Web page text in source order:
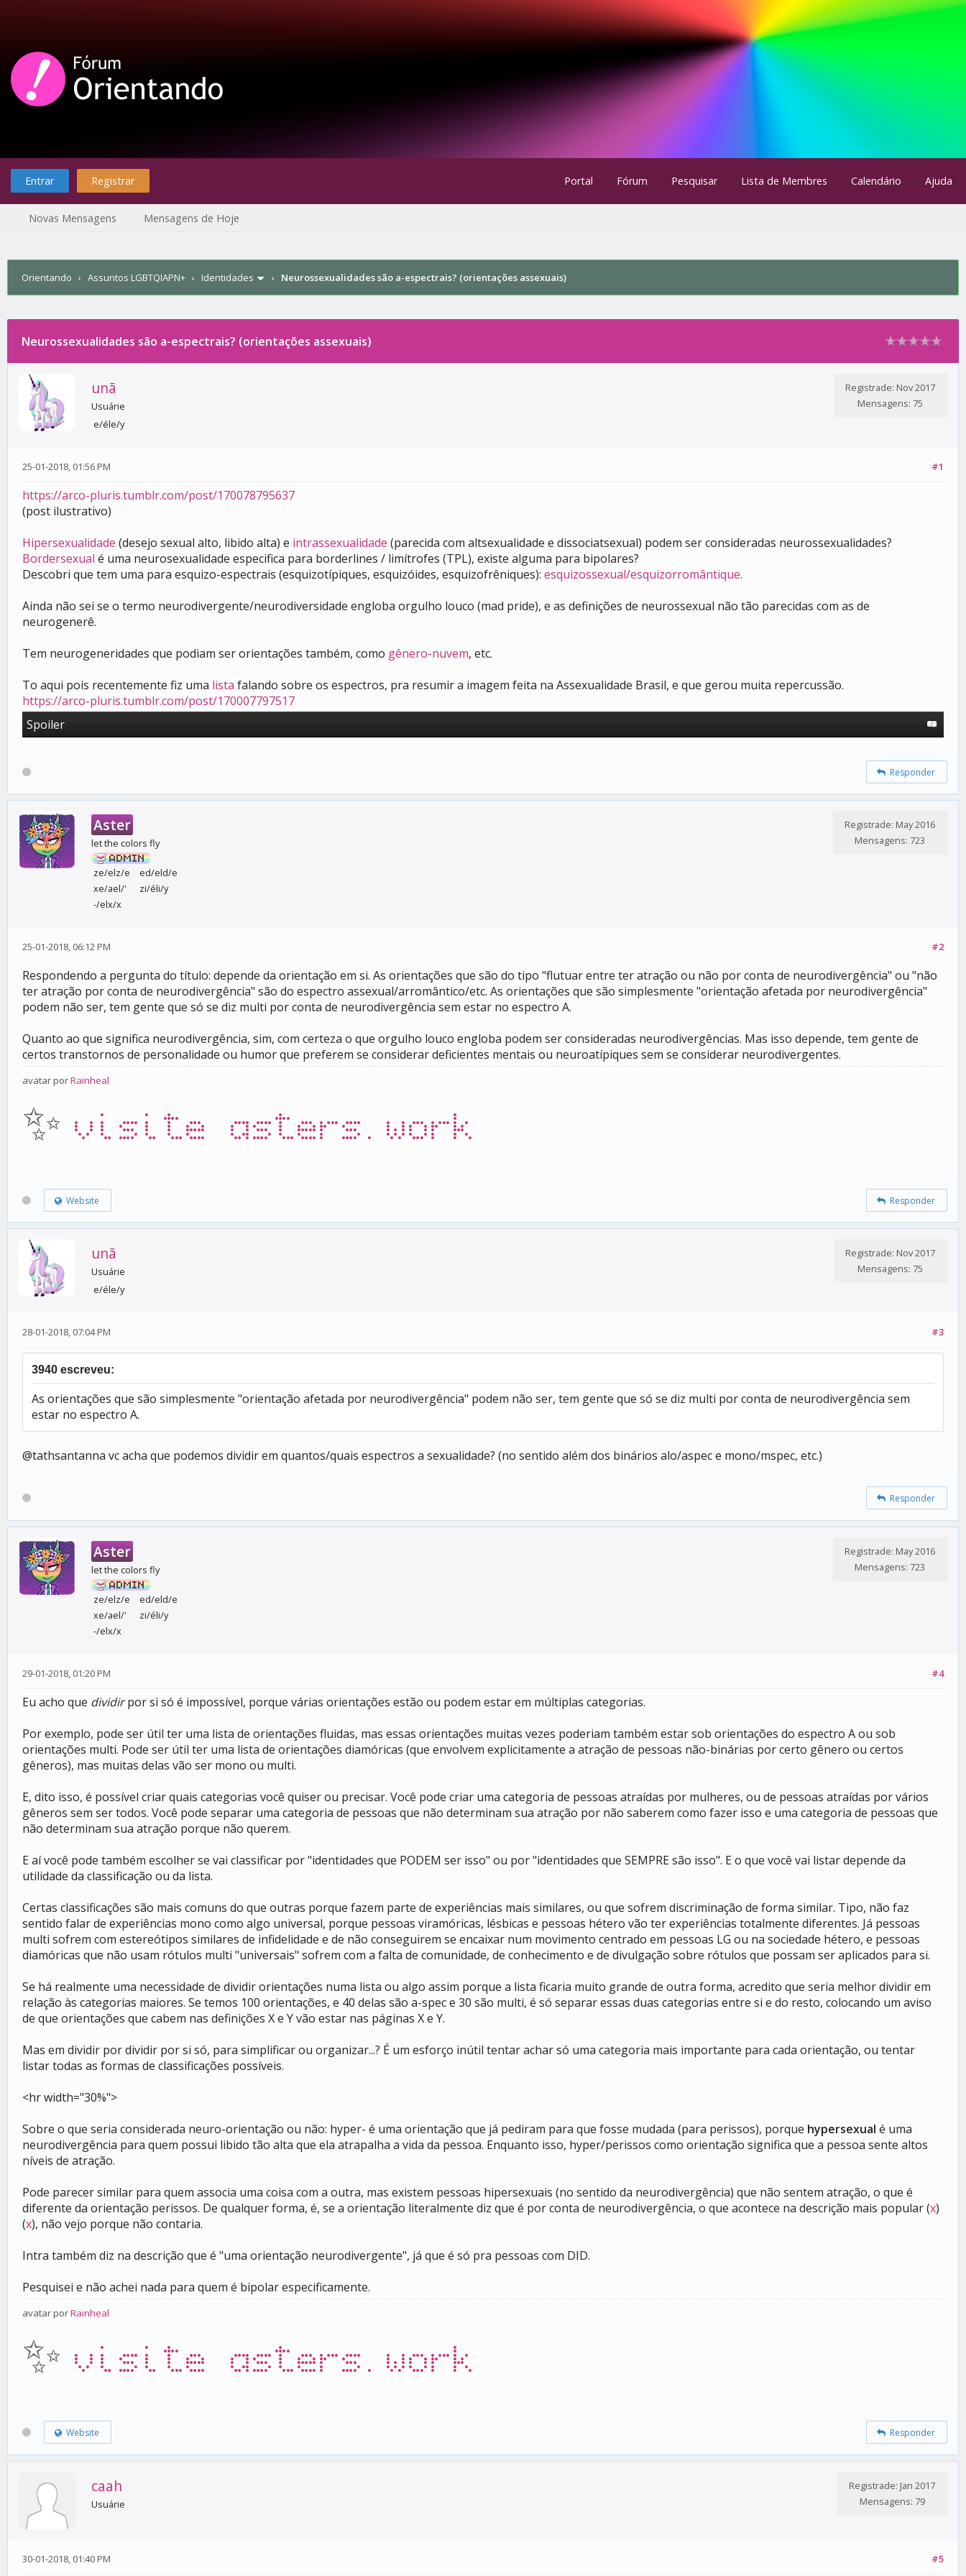
Entrar Registrar Portal Fórum Pesquisar Lista de Membres Calendário Ajuda
Novas Mensagens Mensagens de Hoje
Orientando › Assuntos LGBTQIAPN+ › Identidades › Neurossexualidades são a-espectrais? (orientações assexuais)
0 votos - 0 média
12345
Neurossexualidades são a-espectrais? (orientações assexuais)
unã
Usuárie
e/éle/y
Registrade: Nov 2017
Mensagens: 75
#1
25-01-2018, 01:56 PM
https://arco-pluris.tumblr.com/post/170078795637
(post ilustrativo)
Hipersexualidade (desejo sexual alto, libido alta) e intrassexualidade (parecida com altsexualidade e dissociatsexual) podem ser consideradas neurossexualidades?
Bordersexual é uma neurosexualidade especifica para borderlines / limítrofes (TPL), existe alguma para bipolares?
Descobri que tem uma para esquizo-espectrais (esquizotípiques, esquizóides, esquizofrêniques): esquizossexual/esquizorromântique.
Ainda não sei se o termo neurodivergente/neurodiversidade engloba orgulho louco (mad pride), e as definições de neurossexual não tão parecidas com as de
neurogenerê.
Tem neurogeneridades que podiam ser orientações também, como gênero-nuvem, etc.
To aqui pois recentemente fiz uma lista falando sobre os espectros, pra resumir a imagem feita na Assexualidade Brasil, e que gerou muita repercussão.
https://arco-pluris.tumblr.com/post/170007797517
Spoiler
Responder
Aster
let the colors fly
ze/elz/e
ed/eld/e
xe/ael/'
zi/éli/y
-/elx/x
Registrade: May 2016
Mensagens: 723
#2
25-01-2018, 06:12 PM
Respondendo a pergunta do título: depende da orientação em si. As orientações que são do tipo "flutuar entre ter atração ou não por conta de neurodivergência" ou "não
ter atração por conta de neurodivergência" são do espectro assexual/arromântico/etc. As orientações que são simplesmente "orientação afetada por neurodivergência"
podem não ser, tem gente que só se diz multi por conta de neurodivergência sem estar no espectro A.
Quanto ao que significa neurodivergência, sim, com certeza o que orgulho louco engloba podem ser consideradas neurodivergências. Mas isso depende, tem gente de
certos transtornos de personalidade ou humor que preferem se considerar deficientes mentais ou neuroatípiques sem se considerar neurodivergentes.
avatar porRainheal
✨ visite asters.work
Website Responder
unã
Usuárie
e/éle/y
Registrade: Nov 2017
Mensagens: 75
#3
28-01-2018, 07:04 PM
3940 escreveu:
As orientações que são simplesmente "orientação afetada por neurodivergência" podem não ser, tem gente que só se diz multi por conta de neurodivergência sem
estar no espectro A.
@tathsantanna vc acha que podemos dividir em quantos/quais espectros a sexualidade? (no sentido além dos binários alo/aspec e mono/mspec, etc.)
Responder
Aster
let the colors fly
ze/elz/e
ed/eld/e
xe/ael/'
zi/éli/y
-/elx/x
Registrade: May 2016
Mensagens: 723
#4
29-01-2018, 01:20 PM
Eu acho que dividirpor si só é impossível, porque várias orientações estão ou podem estar em múltiplas categorias.
Por exemplo, pode ser útil ter uma lista de orientações fluidas, mas essas orientações muitas vezes poderiam também estar sob orientações do espectro A ou sob
orientações multi. Pode ser útil ter uma lista de orientações diamóricas (que envolvem explicitamente a atração de pessoas não-binárias por certo gênero ou certos
gêneros), mas muitas delas vão ser mono ou multi.
E, dito isso, é possível criar quais categorias você quiser ou precisar. Você pode criar uma categoria de pessoas atraídas por mulheres, ou de pessoas atraídas por vários
gêneros sem ser todos. Você pode separar uma categoria de pessoas que não determinam sua atração por não saberem como fazer isso e uma categoria de pessoas que
não determinam sua atração porque não querem.
E aí você pode também escolher se vai classificar por "identidades que PODEM ser isso" ou por "identidades que SEMPRE são isso". E o que você vai listar depende da
utilidade da classificação ou da lista.
Certas classificações são mais comuns do que outras porque fazem parte de experiências mais similares, ou que sofrem discriminação de forma similar. Tipo, não faz
sentido falar de experiências mono como algo universal, porque pessoas viramóricas, lésbicas e pessoas hétero vão ter experiências totalmente diferentes. Já pessoas
multi sofrem com estereótipos similares de infidelidade e de não conseguirem se encaixar num movimento centrado em pessoas LG ou na sociedade hétero, e pessoas
diamóricas que não usam rótulos multi "universais" sofrem com a falta de comunidade, de conhecimento e de divulgação sobre rótulos que possam ser aplicados para si.
Se há realmente uma necessidade de dividir orientações numa lista ou algo assim porque a lista ficaria muito grande de outra forma, acredito que seria melhor dividir em
relação às categorias maiores. Se temos 100 orientações, e 40 delas são a-spec e 30 são multi, é só separar essas duas categorias entre si e do resto, colocando um aviso
de que orientações que cabem nas definições X e Y vão estar nas páginas X e Y.
Mas em dividir por dividir por si só, para simplificar ou organizar...? É um esforço inútil tentar achar só uma categoria mais importante para cada orientação, ou tentar
listar todas as formas de classificações possíveis.
<hr width="30%">
Sobre o que seria considerada neuro-orientação ou não: hyper- é uma orientação que já pediram para que fosse mudada (para perissos), porque hypersexual é uma
neurodivergência para quem possui libido tão alta que ela atrapalha a vida da pessoa. Enquanto isso, hyper/perissos como orientação significa que a pessoa sente altos
níveis de atração.
Pode parecer similar para quem associa uma coisa com a outra, mas existem pessoas hipersexuais (no sentido da neurodivergência) que não sentem atração, o que é
diferente da orientação perissos. De qualquer forma, é, se a orientação literalmente diz que é por conta de neurodivergência, o que acontece na descrição mais popular (x)
(x), não vejo porque não contaria.
Intra também diz na descrição que é "uma orientação neurodivergente", já que é só pra pessoas com DID.
Pesquisei e não achei nada para quem é bipolar especificamente.
avatar porRainheal
✨ visite asters.work
Website Responder
caah
Usuárie
Registrade: Jan 2017
Mensagens: 79
#5
30-01-2018, 01:40 PM